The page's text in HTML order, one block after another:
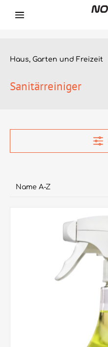
Haus, Garten und Freizeit
Sanitärreiniger